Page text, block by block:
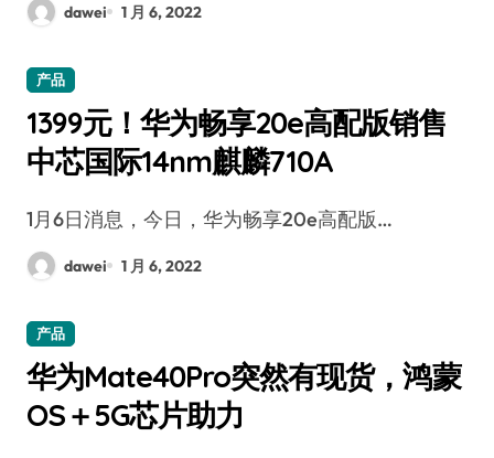
dawei 1 月 6, 2022
产品
1399元！华为畅享20e高配版销售
中芯国际14nm麒麟710A
1月6日消息，今日，华为畅享20e高配版…
dawei 1 月 6, 2022
产品
华为Mate40Pro突然有现货，鸿蒙
OS＋5G芯片助力